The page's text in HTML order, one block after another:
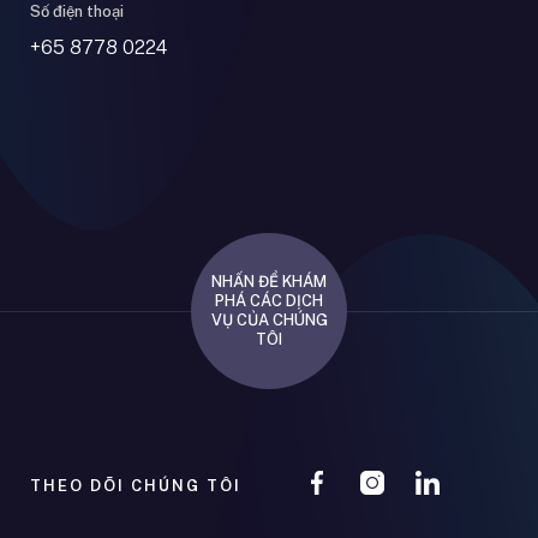
Số điện thoại
+65 8778 0224
NHẤN ĐỂ KHÁM
PHÁ CÁC DỊCH
VỤ CỦA CHÚNG
TÔI
PRIVATE & CORPORATE EVENT MANAGEMENT
THEO DÕI CHÚNG TÔI